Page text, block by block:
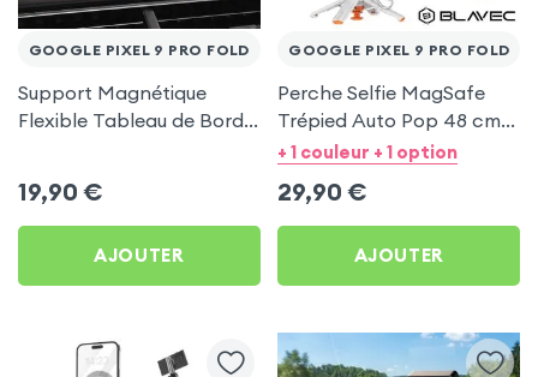
GOOGLE PIXEL 9 PRO FOLD
Support Magnétique
Flexible Tableau de Bord
19,90 €
AJOUTER
GOOGLE PIXEL 9 PRO FOLD
Perche Selfie MagSafe
Trépied Auto Pop 48 cm
Blanc pour Google Pixel 9
+ 1 couleur + 1 option
29,90 €
AJOUTER